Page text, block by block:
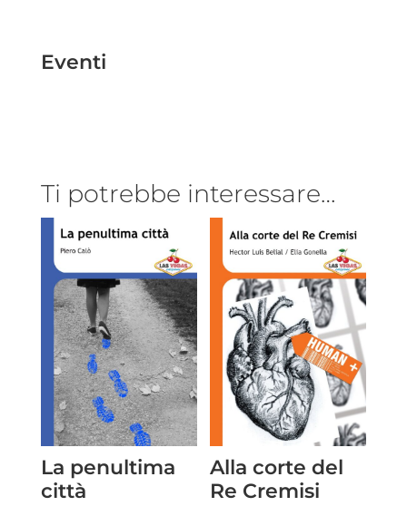
Eventi
Ti potrebbe interessare…
La penultima
città
Alla corte del
Re Cremisi